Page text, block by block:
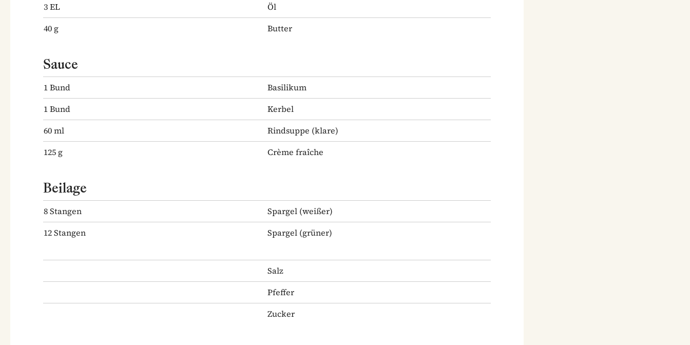
3EL
Öl
40 g Butter
Sauce
1Bund
Basilikum
1Bund
Kerbel
60ml Rindsuppe (klare)
125 g Crème fraîche
Beilage
8Stangen Spargel (weißer)
12Stangen Spargel (grüner)
Salz
Pfeffer
Zucker